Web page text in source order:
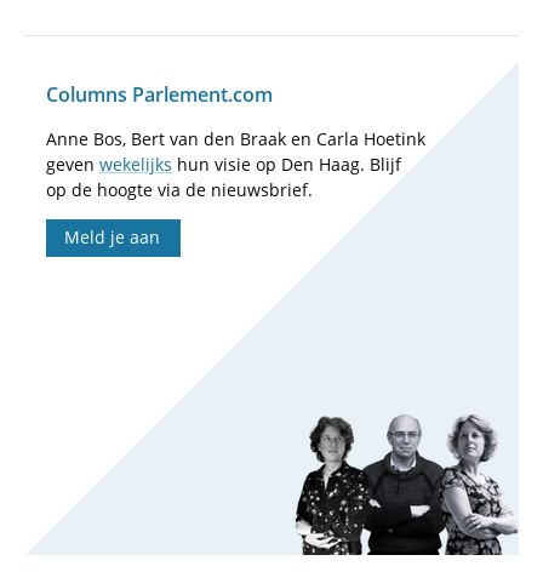
Columns Parlement.com
Anne Bos, Bert van den Braak en Carla Hoetink
geven wekelijks hun visie op Den Haag. Blijf
op de hoogte via de nieuwsbrief.
Meld je aan